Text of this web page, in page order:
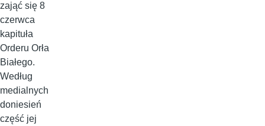
zająć się 8
czerwca
kapituła
Orderu Orła
Białego.
Według
medialnych
doniesień
część jej